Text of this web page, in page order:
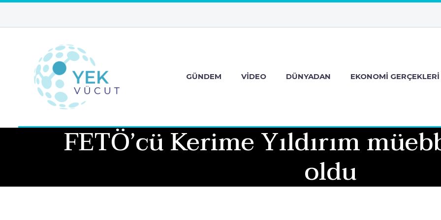
GÜNDEM VIDEO DÜNYADAN EKONOMI GERÇEKLERI
FETÖ’cü Kerime Yıldırım
oldu